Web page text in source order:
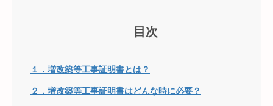
目次
１．増改築等工事証明書とは？
２．増改築等工事証明書はどんな時に必要？